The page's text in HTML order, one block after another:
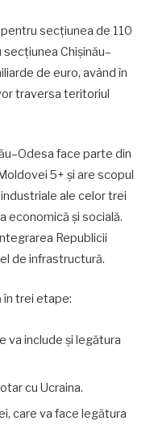
secțiunea de 110
secțiunea Chișinău–
de euro, având în
traversa teritoriul
face parte din
5+ și are scopul
ale celor trei
economică și socială.
Republicii
de infrastructură.
în trei etape:
va include și legătura
cu Ucraina.
care va face legătura